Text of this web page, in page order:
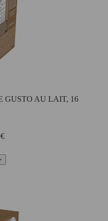
GUSTO AU LAIT, 16
€